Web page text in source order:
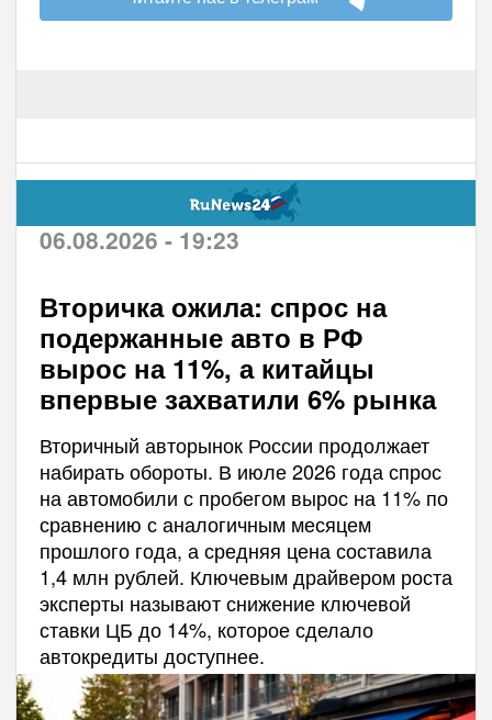
06.08.2026 - 19:23
Вторичка ожила: спрос на
подержанные авто в РФ
вырос на 11%, а китайцы
впервые захватили 6% рынка
Вторичный авторынок России продолжает
набирать обороты. В июле 2026 года спрос
на автомобили с пробегом вырос на 11% по
сравнению с аналогичным месяцем
прошлого года, а средняя цена составила
1,4 млн рублей. Ключевым драйвером роста
эксперты называют снижение ключевой
ставки ЦБ до 14%, которое сделало
автокредиты доступнее.